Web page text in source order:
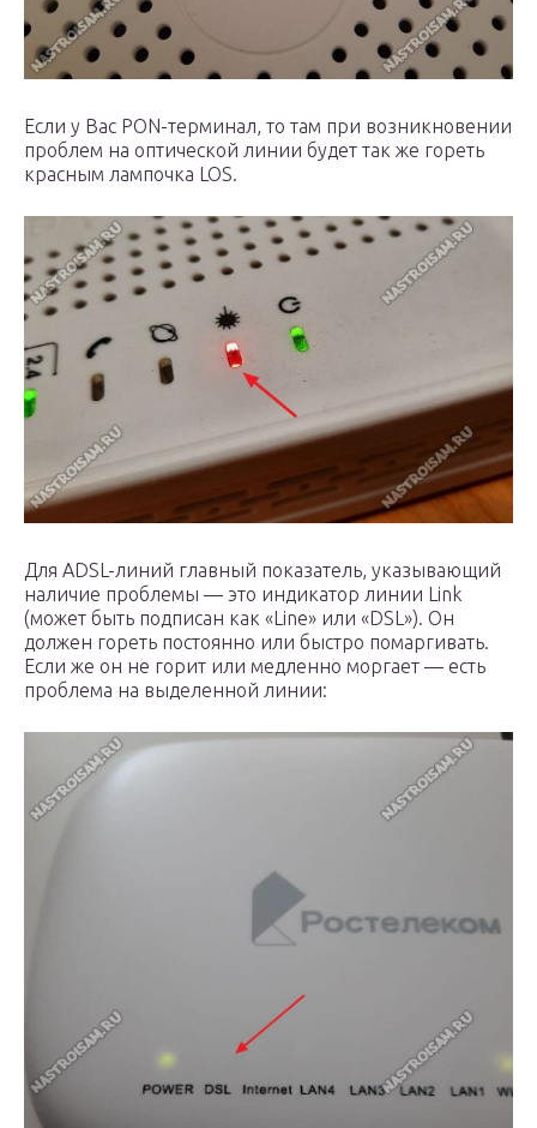
Если у Вас PON-терминал, то там при возникновении
проблем на оптической линии будет так же гореть
красным лампочка LOS.
Для ADSL-линий главный показатель, указывающий
наличие проблемы — это индикатор линии Link
(может быть подписан как «Line» или «DSL»). Он
должен гореть постоянно или быстро помаргивать.
Если же он не горит или медленно моргает — есть
проблема на выделенной линии: